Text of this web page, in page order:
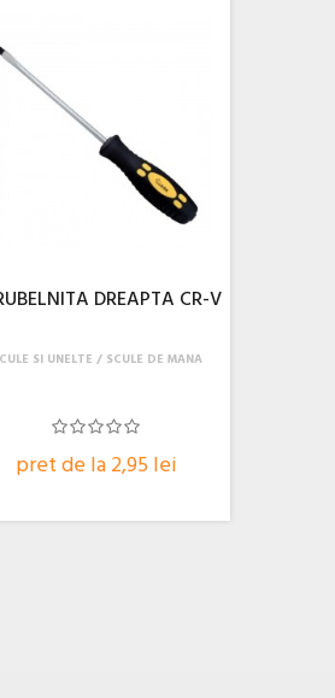
DREAPTA CR-V
pret de la 2,95 lei
SI UNELTE SCULE DE MANA